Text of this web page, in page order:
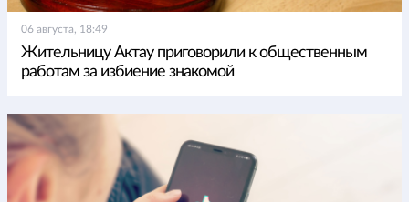
06 августа, 18:49
Жительницу Актау приговорили к общественным
работам за избиение знакомой